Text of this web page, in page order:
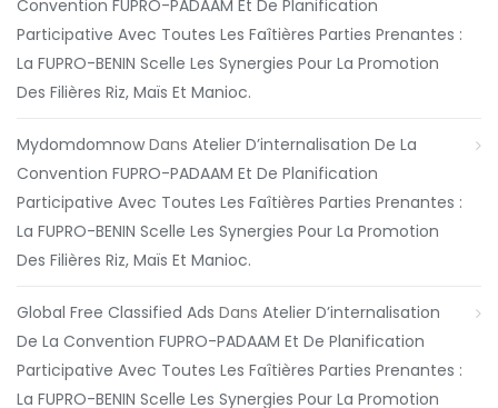
Convention FUPRO-PADAAM Et De Planification
Participative Avec Toutes Les Faîtières Parties Prenantes :
La FUPRO-BENIN Scelle Les Synergies Pour La Promotion
Des Filières Riz, Maïs Et Manioc.
Mydomdomnow Dans Atelier D’internalisation De La
Convention FUPRO-PADAAM Et De Planification
Participative Avec Toutes Les Faîtières Parties Prenantes :
La FUPRO-BENIN Scelle Les Synergies Pour La Promotion
Des Filières Riz, Maïs Et Manioc.
Global Free Classified Ads Dans Atelier D’internalisation
De La Convention FUPRO-PADAAM Et De Planification
Participative Avec Toutes Les Faîtières Parties Prenantes :
La FUPRO-BENIN Scelle Les Synergies Pour La Promotion